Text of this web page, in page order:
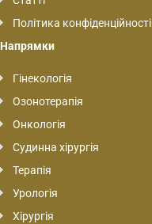
Політика конфіденційності
Напрямки
Гінекологія
Озонотерапія
Онкологія
Судинна хірургія
Терапія
Урологія
Хірургія